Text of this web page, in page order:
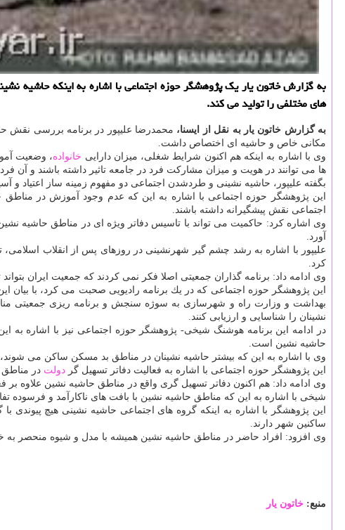
به گزارش خاتون یار یك پژوهشگر حوزه اجتماعی با اشاره به اینكه حاشیه
های مختلفی را تولید می كند.
به گزارش خاتون یار به نقل از ایسنا، محمدرضا علیپور در برنامه بررسی نقش
مكانی خاص و حاشیه ای اختصاص داشت.
وی با اشاره به اینكه هم اكنون شرایط شغلی، میزان دارایی خانواده، وضعیت
ها می توانند در هویت و میزان مشاركت فرد در جامعه تاثیر داشته باشند و آن
بگفته علیپور، حاشیه نشینی و طردشدن اجتماعی دو مفهوم زمینه ساز اعتیاد و
این پژوهشگر حوزه اجتماعی با اشاره به این كه عدم وجود آموزش در مناطق
اجتماعی نقش پیشگیرانه داشته باشند.
وی اشاره كرد: حاكمیت می تواند با تاسیس دفاتر ویژه ای در مناطق حاشیه
آورد.
علیپور با اشاره به رشد چشم گیر شهرنشینی در روزهای پس از انقلاب
كرد.
وی ادامه داد: برنامه گذاران جمعیتی اصلا فكر نمی كردند كه جمعیت ایران
این پژوهشگر حوزه اجتماعی كه در یك برنامه رادیویی صحبت می كرد، با بیان
بهداشت و وزارت راه و شهرسازی به سوژه سنجش و برنامه ریزی جمعیتی
نشینان را شناسایی و ارزیابی كنند.
در ادامه این برنامه هوشنگ شیخی- پژوهشگر حوزه اجتماعی نیز با اشاره به
حاشیه نشین است.
وی با اشاره به این كه بیشتر حاشیه نشینان در مناطق بد مسكن ساكن می
این پژوهشگر حوزه اجتماعی با اشاره به فعالیت دفاتر تسهیل گر دولت در مناطق
وی ادامه داد: هم اكنون دفاتر تسهیل گری واقع در مناطق حاشیه نشین علاوه بر
شیخی با اشاره به این كه مناطق حاشیه نشین با بافت های ناكارآمد و فرسوده
این پژوهشگر با اشاره به اینكه گروه های اجتماعی حاشیه نشینی هیچ پیوندی
ساكنین شهر دارند.
وی افزود: افراد حاضر در مناطق حاشیه نشین همیشه با مدل و شیوه منحصر به
منبع: خاتون یار